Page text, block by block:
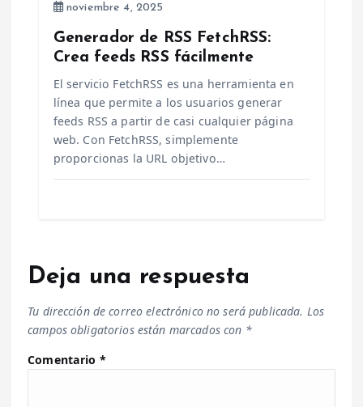
noviembre 4, 2025
Generador de RSS FetchRSS:
Crea feeds RSS fácilmente
El servicio FetchRSS es una herramienta en
línea que permite a los usuarios generar
feeds RSS a partir de casi cualquier página
web. Con FetchRSS, simplemente
proporcionas la URL objetivo…
Deja una respuesta
Tu dirección de correo electrónico no será publicada. Los
campos obligatorios están marcados con *
Comentario *